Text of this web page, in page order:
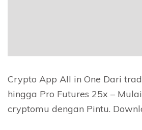
Crypto App All in One Dari
hingga Pro Futures 25x –
cryptomu dengan Pintu.